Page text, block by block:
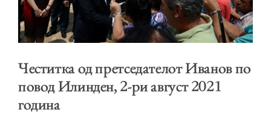
Честитка од претседателот Иванов по
повод Илинден, 2-ри август 2021
година